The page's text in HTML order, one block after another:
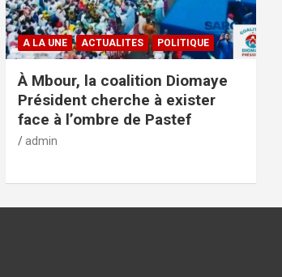
A LA UNE ACTUALITES POLITIQUE
À Mbour, la coalition Diomaye
Président cherche à exister
face à l’ombre de Pastef
admin